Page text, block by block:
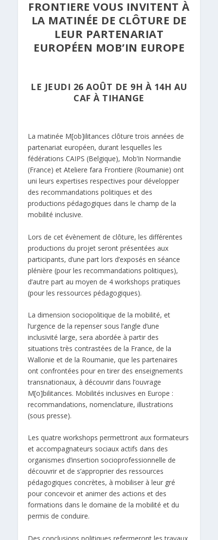
FRONTIERE VOUS INVITENT À
LA MATINÉE DE CLÔTURE DE
LEUR PARTENARIAT
EUROPÉEN MOB’IN EUROPE
LE JEUDI 26 AOÛT DE 9H À 14H AU
CAF À TIHANGE
La matinée M[ob]ilitances clôture trois années de
partenariat européen, durant lesquelles les
fédérations CAIPS (Belgique), Mob’In Normandie
(France) et Ateliere fara Frontiere (Roumanie) ont
uni leurs expertises respectives pour développer
des recommandations politiques et des
productions pédagogiques dans le champ de la
mobilité inclusive.
Lors de cet évènement de clôture, les différentes
productions du projet seront présentées aux
participants, d’une part lors d’exposés en séance
plénière (pour les recommandations politiques),
d’autre part au moyen de 4 workshops pratiques
(pour les ressources pédagogiques).
La dimension sociopolitique de la mobilité, et
l’urgence de la repenser sous l’angle d’une
inclusivité large, sera abordée à partir des
situations très contrastées de la France, de la
Wallonie et de la Roumanie, que les partenaires
ont confrontées pour en tirer des enseignements
transnationaux, à découvrir dans l’ouvrage
M[o]bilitances. Mobilités inclusives en Europe :
recommandations, nomenclature, illustrations
(sous presse).
Les quatre workshops permettront aux formateurs
et accompagnateurs sociaux actifs dans des
organismes d’insertion socioprofessionnelle de
découvrir et de s’approprier des ressources
pédagogiques concrètes, à mobiliser à leur gré
pour concevoir et animer des actions et des
formations dans le domaine de la mobilité et du
permis de conduire.